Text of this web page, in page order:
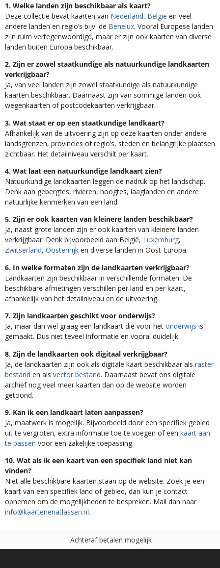
1. Welke landen zijn beschikbaar als kaart?
Deze collectie bevat kaarten van Nederland, België en veel
andere landen en regio’s bijv. de Benelux. Vooral Europese landen
zijn ruim vertegenwoordigd, maar er zijn ook kaarten van diverse
landen buiten Europa beschikbaar.
2. Zijn er zowel staatkundige als natuurkundige landkaarten
verkrijgbaar?
Ja, van veel landen zijn zowel staatkundige als natuurkundige
kaarten beschikbaar. Daarnaast zijn van sommige landen ook
wegenkaarten of postcodekaarten verkrijgbaar.
3. Wat staat er op een staatkundige landkaart?
Afhankelijk van de uitvoering zijn op deze kaarten onder andere
landsgrenzen, provincies of regio’s, steden en belangrijke plaatsen
zichtbaar. Het detailniveau verschilt per kaart.
4. Wat laat een natuurkundige landkaart zien?
Natuurkundige landkaarten leggen de nadruk op het landschap.
Denk aan gebergtes, rivieren, hoogtes, laaglanden en andere
natuurlijke kenmerken van een land.
5. Zijn er ook kaarten van kleinere landen beschikbaar?
Ja, naast grote landen zijn er ook kaarten van kleinere landen
verkrijgbaar. Denk bijvoorbeeld aan België, Luxemburg,
Zwitserland, Oostenrijk en diverse landen in Oost-Europa.
6. In welke formaten zijn de landkaarten verkrijgbaar?
Landkaarten zijn beschikbaar in verschillende formaten. De
beschikbare afmetingen verschillen per land en per kaart,
afhankelijk van het detailniveau en de uitvoering.
7. Zijn landkaarten geschikt voor onderwijs?
Ja, maar dan wel graag een landkaart die voor het onderwijs is
gemaakt. Dus niet teveel informatie en vooral duidelijk.
8. Zijn de landkaarten ook digitaal verkrijgbaar?
Ja, de landkaarten zijn ook als digitale kaart beschikbaar als raster
bestand en als vector bestand. Daarnaast bevat ons digitale
archief nog veel meer kaarten dan op de website worden
getoond.
9. Kan ik een landkaart laten aanpassen?
Ja, maatwerk is mogelijk. Bijvoorbeeld door een specifiek gebied
uit te vergroten, extra informatie toe te voegen of een kaart aan
te passen voor een zakelijke toepassing.
10. Wat als ik een kaart van een specifiek land niet kan
vinden?
Niet alle beschikbare kaarten staan op de website. Zoek je een
kaart van een specifiek land of gebied, dan kun je contact
opnemen om de mogelijkheden te bespreken. Mail dan naar
info@kaartenenatlassen.nl.
Achteraf betalen mogelijk